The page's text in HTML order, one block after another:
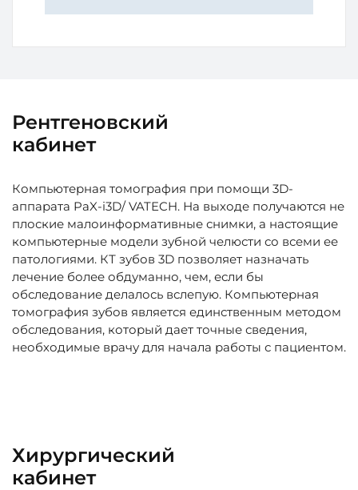
Рентгеновский
кабинет
Компьютерная томография при помощи 3D-
аппарата PaX-i3D/ VATECH. На выходе получаются не
плоские малоинформативные снимки, а настоящие
компьютерные модели зубной челюсти со всеми ее
патологиями. КТ зубов 3D позволяет назначать
лечение более обдуманно, чем, если бы
обследование делалось вслепую. Компьютерная
томография зубов является единственным методом
обследования, который дает точные сведения,
необходимые врачу для начала работы с пациентом.
Хирургический
кабинет